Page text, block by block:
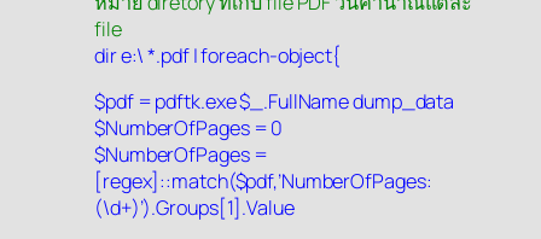
file
dir e:\ *.pdf | foreach-object{
$pdf = pdftk.exe $_.FullName dump_data
$NumberOfPages = 0
$NumberOfPages =
[regex]::match($pdf,’NumberOfPages:
(\d+)’).Groups[1].Value